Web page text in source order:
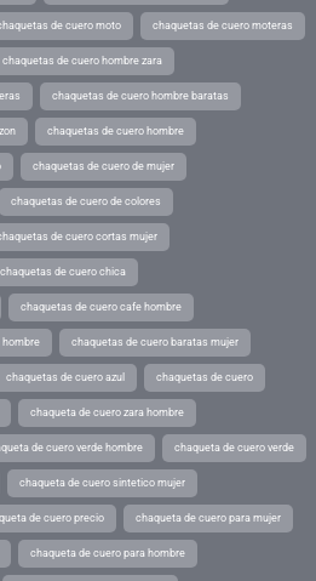
de cuero moto chaquetas de cuero moteras
chaquetas de cuero hombre zara
chaquetas de cuero hombre baratas
chaquetas de cuero hombre
chaquetas de cuero de mujer
chaquetas de cuero de colores
de cuero cortas mujer
chaquetas de cuero chica
chaquetas de cuero cafe hombre
hombre chaquetas de cuero baratas mujer
chaquetas de cuero azul chaquetas de cuero
chaqueta de cuero zara hombre
de cuero verde hombre chaqueta de cuero verde
chaqueta de cuero sintetico mujer
de cuero precio chaqueta de cuero para mujer
chaqueta de cuero para hombre